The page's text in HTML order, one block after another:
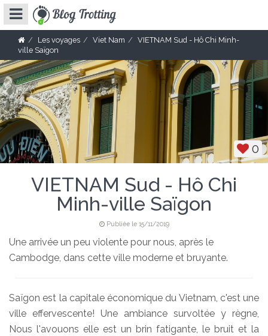
Les voyages Viet Nam
VIETNAM Sud - Hô Chi Minh-
ville Saïgon
0
VIETNAM Sud - Hô Chi
Minh-ville Saïgon
Publiée le 15/11/2019
Une arrivée un peu violente pour nous, après le
Cambodge, dans cette ville moderne et bruyante.
Saïgon est la capitale économique du Vietnam, c'est une
ville effervescente! Une ambiance survoltée y règne,
Nous l'avouons elle est un brin fatigante, le bruit et la